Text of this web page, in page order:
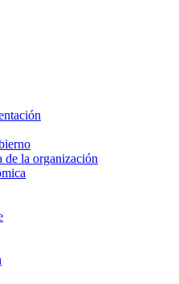
de la organización